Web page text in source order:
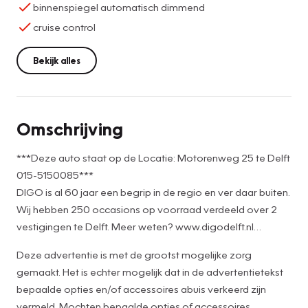
binnenspiegel automatisch dimmend
cruise control
Bekijk alles
Omschrijving
***Deze auto staat op de Locatie: Motorenweg 25 te Delft
015-5150085***
DIGO is al 60 jaar een begrip in de regio en ver daar buiten.
Wij hebben 250 occasions op voorraad verdeeld over 2
vestigingen te Delft. Meer weten? www.digodelft.nl
Genieten van rijkwaliteit én oneindig veel kilometers
maken, dat wil iedereen. En als u dan ook nog houdt van
fraaie lijnen en veel comfort, komt u rechtstreeks uit bij een
Deze advertentie is met de grootst mogelijke zorg
gemaakt. Het is echter mogelijk dat in de advertentietekst
bepaalde opties en/of accessoires abuis verkeerd zijn